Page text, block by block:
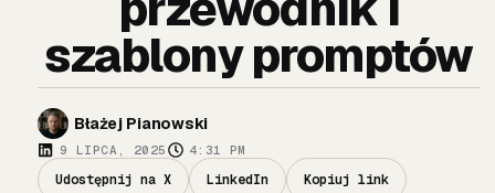
szablony promptów
Błażej Pianowski
9 LIPCA, 2025 4:31 PM
Udostępnij na X LinkedIn Kopiuj link